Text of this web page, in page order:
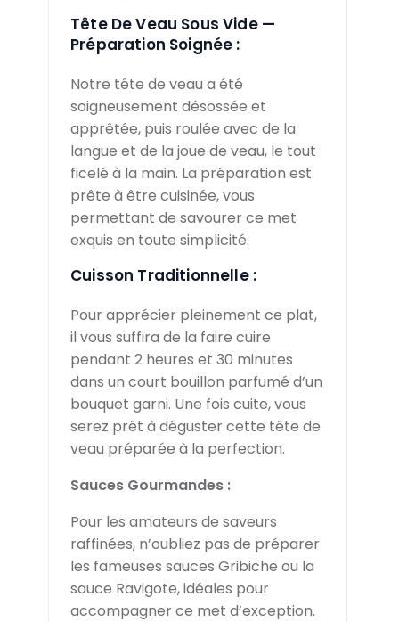
Tête De Veau Sous Vide —
Préparation Soignée :
Notre tête de veau a été
soigneusement désossée et
apprêtée, puis roulée avec de la
langue et de la joue de veau, le tout
ficelé à la main. La préparation est
prête à être cuisinée, vous
permettant de savourer ce met
exquis en toute simplicité.
Cuisson Traditionnelle :
Pour apprécier pleinement ce plat,
il vous suffira de la faire cuire
pendant 2 heures et 30 minutes
dans un court bouillon parfumé d’un
bouquet garni. Une fois cuite, vous
serez prêt à déguster cette tête de
veau préparée à la perfection.
Sauces Gourmandes :
Pour les amateurs de saveurs
raffinées, n’oubliez pas de préparer
les fameuses sauces Gribiche ou la
sauce Ravigote, idéales pour
accompagner ce met d’exception.